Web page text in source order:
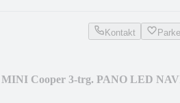
Kontakt
MINI Cooper 3-trg. PANO LED